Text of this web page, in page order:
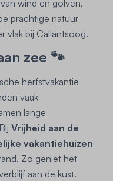
wind en golven,
prachtige natuur
vlak bij Callantsoog.
zee 🐾
herfstvakantie
vaak
lange
Vrijheid aan de
vakantiehuizen
Zo geniet het
aan de kust.